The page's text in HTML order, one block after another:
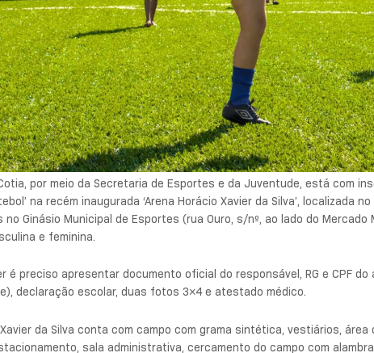
por meio da Secretaria de Esportes e da Juventude, está com
na recém inaugurada ‘Arena Horácio Xavier da Silva’, localizada
Ginásio Municipal de Esportes (rua Ouro, s/nº, ao lado do Mercado
e feminina.
é preciso apresentar documento oficial do responsável, RG e CPF
declaração escolar, duas fotos 3×4 e atestado médico.
da Silva conta com campo com grama sintética, vestiários, área
sala administrativa, cercamento do campo com